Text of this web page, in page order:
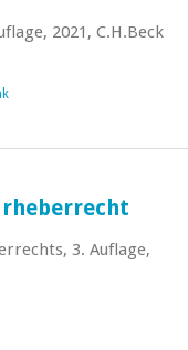
2021, C.H.Beck
3. Auflage,